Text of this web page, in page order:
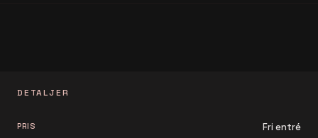
DETALJER
PRIS Fri entré